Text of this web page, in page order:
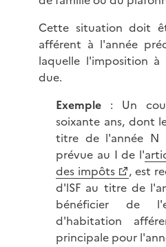
Cette situation doit
afférent à l'année
laquelle l'imposition
due.
Exemple : Un
soixante ans, dont
titre de l'année N
prévue au I de l'
des impôts
, est
d'lSF au titre de
bénéficier de
d'habitation
principale pour